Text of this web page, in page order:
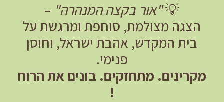
💡"אור בקצה המנהרה" –
הצגה מצולמת, סוחפת ומרגשת על
בית המקדש, אהבת ישראל, וחוסן
פנימי.
מקרינים. מתחזקים. בונים את הרוח
!